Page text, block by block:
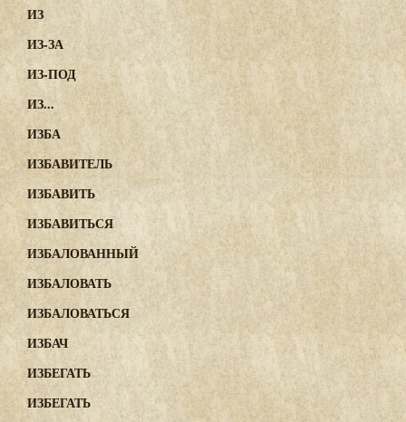
ИЗ
ИЗ-ЗА
ИЗ-ПОД
ИЗ...
ИЗБА
ИЗБАВИТЕЛЬ
ИЗБАВИТЬ
ИЗБАВИТЬСЯ
ИЗБАЛОВАННЫЙ
ИЗБАЛОВАТЬ
ИЗБАЛОВАТЬСЯ
ИЗБАЧ
ИЗБЕГАТЬ
ИЗБЕГАТЬ